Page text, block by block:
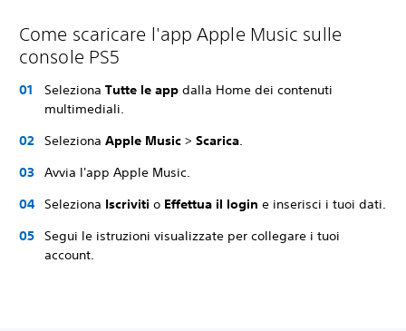
Come scaricare l'app Apple Music sulle
console PS5
Seleziona Tutte le app dalla Home dei contenuti
multimediali.
Seleziona Apple Music > Scarica.
Avvia l'app Apple Music.
Seleziona Iscriviti o Effettua il login e inserisci i tuoi dati.
Segui le istruzioni visualizzate per collegare i tuoi
account.